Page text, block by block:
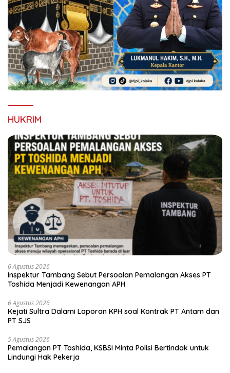
HUKRIM
6 Agustus 2026
Inspektur Tambang Sebut Persoalan Pemalangan Akses PT
Toshida Menjadi Kewenangan APH
6 Agustus 2026
Kejati Sultra Dalami Laporan KPH soal Kontrak PT Antam dan
PT SJS
5 Agustus 2026
Pemalangan PT Toshida, KSBSI Minta Polisi Bertindak untuk
Lindungi Hak Pekerja